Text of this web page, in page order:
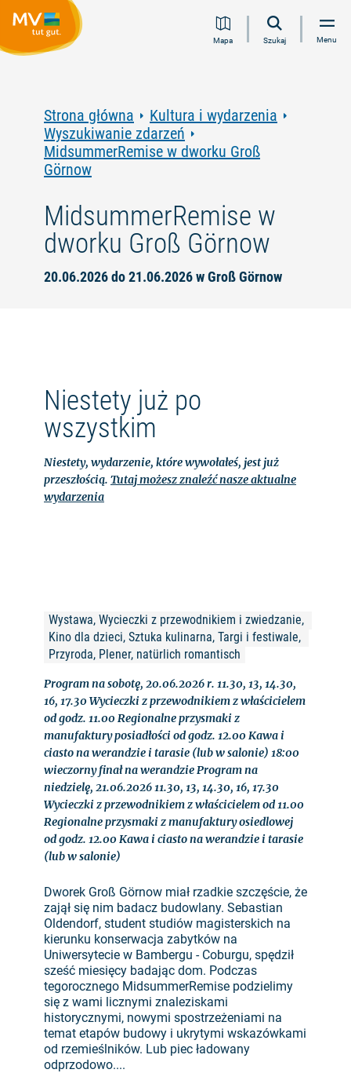
Przejdź
Przejdź
Przejdź
Przejdź
Mapa Szukaj Menu
Strona główna
Kultura i wydarzenia
Wyszukiwanie zdarzeń
MidsummerRemise w dworku Groß
Görnow
MidsummerRemise w
dworku Groß Görnow
20.06.2026 do 21.06.2026 w Groß Görnow
Niestety już po
wszystkim
Niestety, wydarzenie, które wywołałeś, jest już
przeszłością. Tutaj możesz znaleźć nasze aktualne
wydarzenia
Wystawa, Wycieczki z przewodnikiem i zwiedzanie,
Kino dla dzieci, Sztuka kulinarna, Targi i festiwale,
Przyroda, Plener, natürlich romantisch
Program na sobotę, 20.06.2026 r. 11.30, 13, 14.30,
16, 17.30 Wycieczki z przewodnikiem z właścicielem
od godz. 11.00 Regionalne przysmaki z
manufaktury posiadłości od godz. 12.00 Kawa i
ciasto na werandzie i tarasie (lub w salonie) 18:00
wieczorny finał na werandzie Program na
niedzielę, 21.06.2026 11.30, 13, 14.30, 16, 17.30
Wycieczki z przewodnikiem z właścicielem od 11.00
Regionalne przysmaki z manufaktury osiedlowej
od godz. 12.00 Kawa i ciasto na werandzie i tarasie
(lub w salonie)
Dworek Groß Görnow miał rzadkie szczęście, że
zajął się nim badacz budowlany. Sebastian
Oldendorf, student studiów magisterskich na
kierunku konserwacja zabytków na
Uniwersytecie w Bambergu - Coburgu, spędził
sześć miesięcy badając dom. Podczas
tegorocznego MidsummerRemise podzielimy
się z wami licznymi znaleziskami
historycznymi, nowymi spostrzeżeniami na
temat etapów budowy i ukrytymi wskazówkami
od rzemieślników. Lub piec ładowany
odprzodowo....